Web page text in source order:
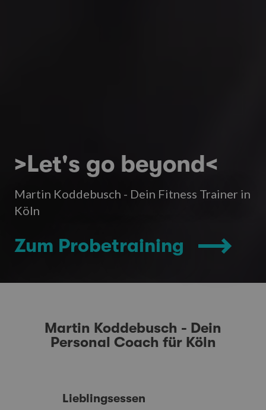
>Let's go beyond<
Martin Koddebusch - Dein Fitness Trainer in
Köln
Zum Probetraining
Martin Koddebusch - Dein
Personal Coach für Köln
Lieblingsessen